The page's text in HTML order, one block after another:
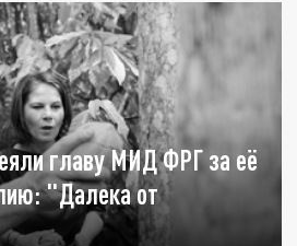
главу МИД ФРГ за её
"Далека от